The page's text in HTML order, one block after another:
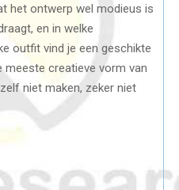
het ontwerp wel modieus is
en in welke
outfit vind je een geschikte
meeste creatieve vorm van
niet maken, zeker niet